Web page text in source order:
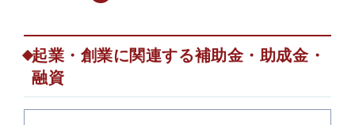
起業・創業に関連する補助金・助成金・
融資